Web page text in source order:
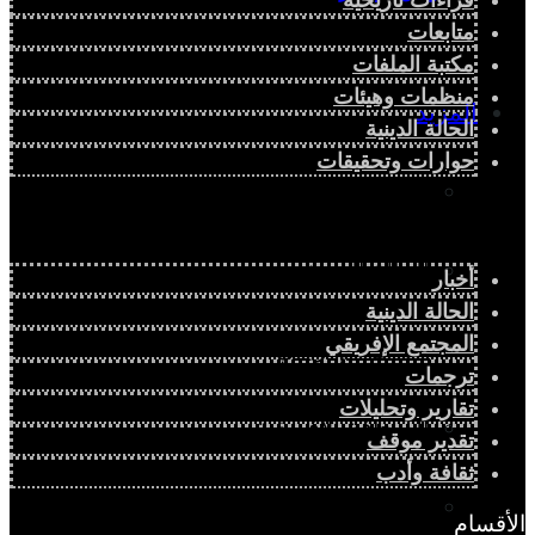
المزيد
الحالة الدينية
الملف الإفريقي
الصحافة الإفريقية
متابعات
مكتبة الملفات
منظمات وهيئات
الحالة الدينية
حوارات وتحقيقات
أخبار
الحالة الدينية
المجتمع الإفريقي
ترجمات
تقارير وتحليلات
تقدير موقف
ثقافة وأدب
الأقسام